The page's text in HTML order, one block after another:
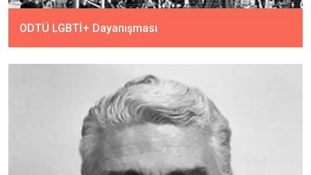
ODTÜ LGBTİ+ Dayanışması